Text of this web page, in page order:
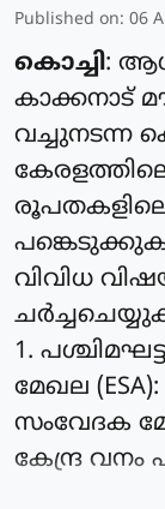
Published on: 06
കൊച്ചി:
കാക്കനാട്
വച്ചുനടന്ന
വിവിധ
1.
മേഖല
സംവേദക
കേന്ദ്ര വനം